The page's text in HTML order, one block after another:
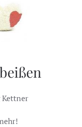
Kettner